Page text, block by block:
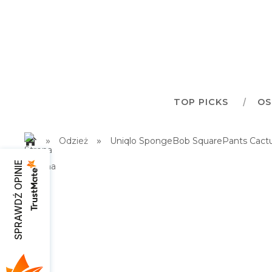
TOP PICKS
» Odzież » Uniqlo SpongeBob SquarePants
SPRAWDŹ OPINIE